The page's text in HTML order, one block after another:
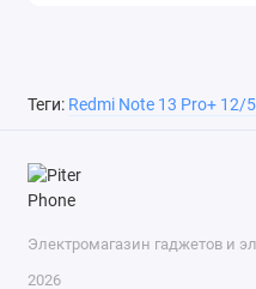
Теги: Redmi Note 13 Pro+
Электромагазин гаджетов и
2026